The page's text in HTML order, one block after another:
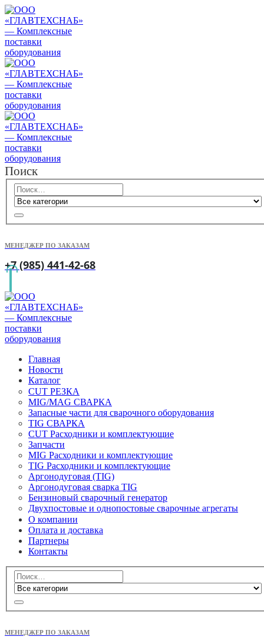
Поиск
МЕНЕДЖЕР ПО ЗАКАЗАМ
+7 (985) 441-42-68
Главная
Новости
Каталог
CUT РЕЗКА
MIG/MAG СВАРКА
Запасные части для сварочного оборудования
TIG СВАРКА
CUT Расходники и комплектующие
Запчасти
MIG Расходники и комплектующие
TIG Расходники и комплектующие
Аргонодуговая (TIG)
Аргонодуговая сварка TIG
Бензиновый сварочный генератор
Двухпостовые и однопостовые сварочные агрегаты
О компании
Оплата и доставка
Партнеры
Контакты
МЕНЕДЖЕР ПО ЗАКАЗАМ